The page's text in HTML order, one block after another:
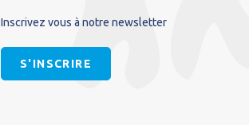
Inscrivez vous à notre newsletter
S'INSCRIRE